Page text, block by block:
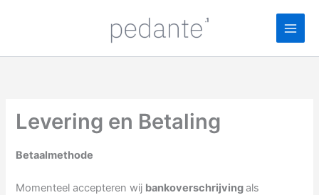
inhoud
Levering en Betaling
Betaalmethode
Momenteel accepteren wij bankoverschrijvingals